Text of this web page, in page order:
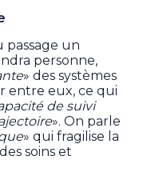
passage un
personne,
» des systèmes
entre eux, ce qui
de suivi
». On parle
» qui fragilise la
soins et